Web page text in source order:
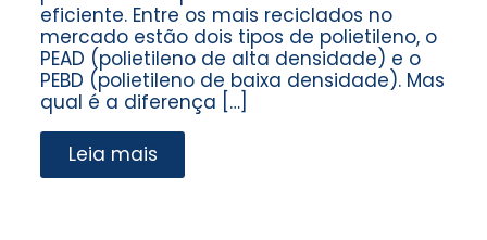
eficiente. Entre os mais reciclados no
mercado estão dois tipos de polietileno, o
PEAD (polietileno de alta densidade) e o
PEBD (polietileno de baixa densidade). Mas
qual é a diferença […]
Leia mais